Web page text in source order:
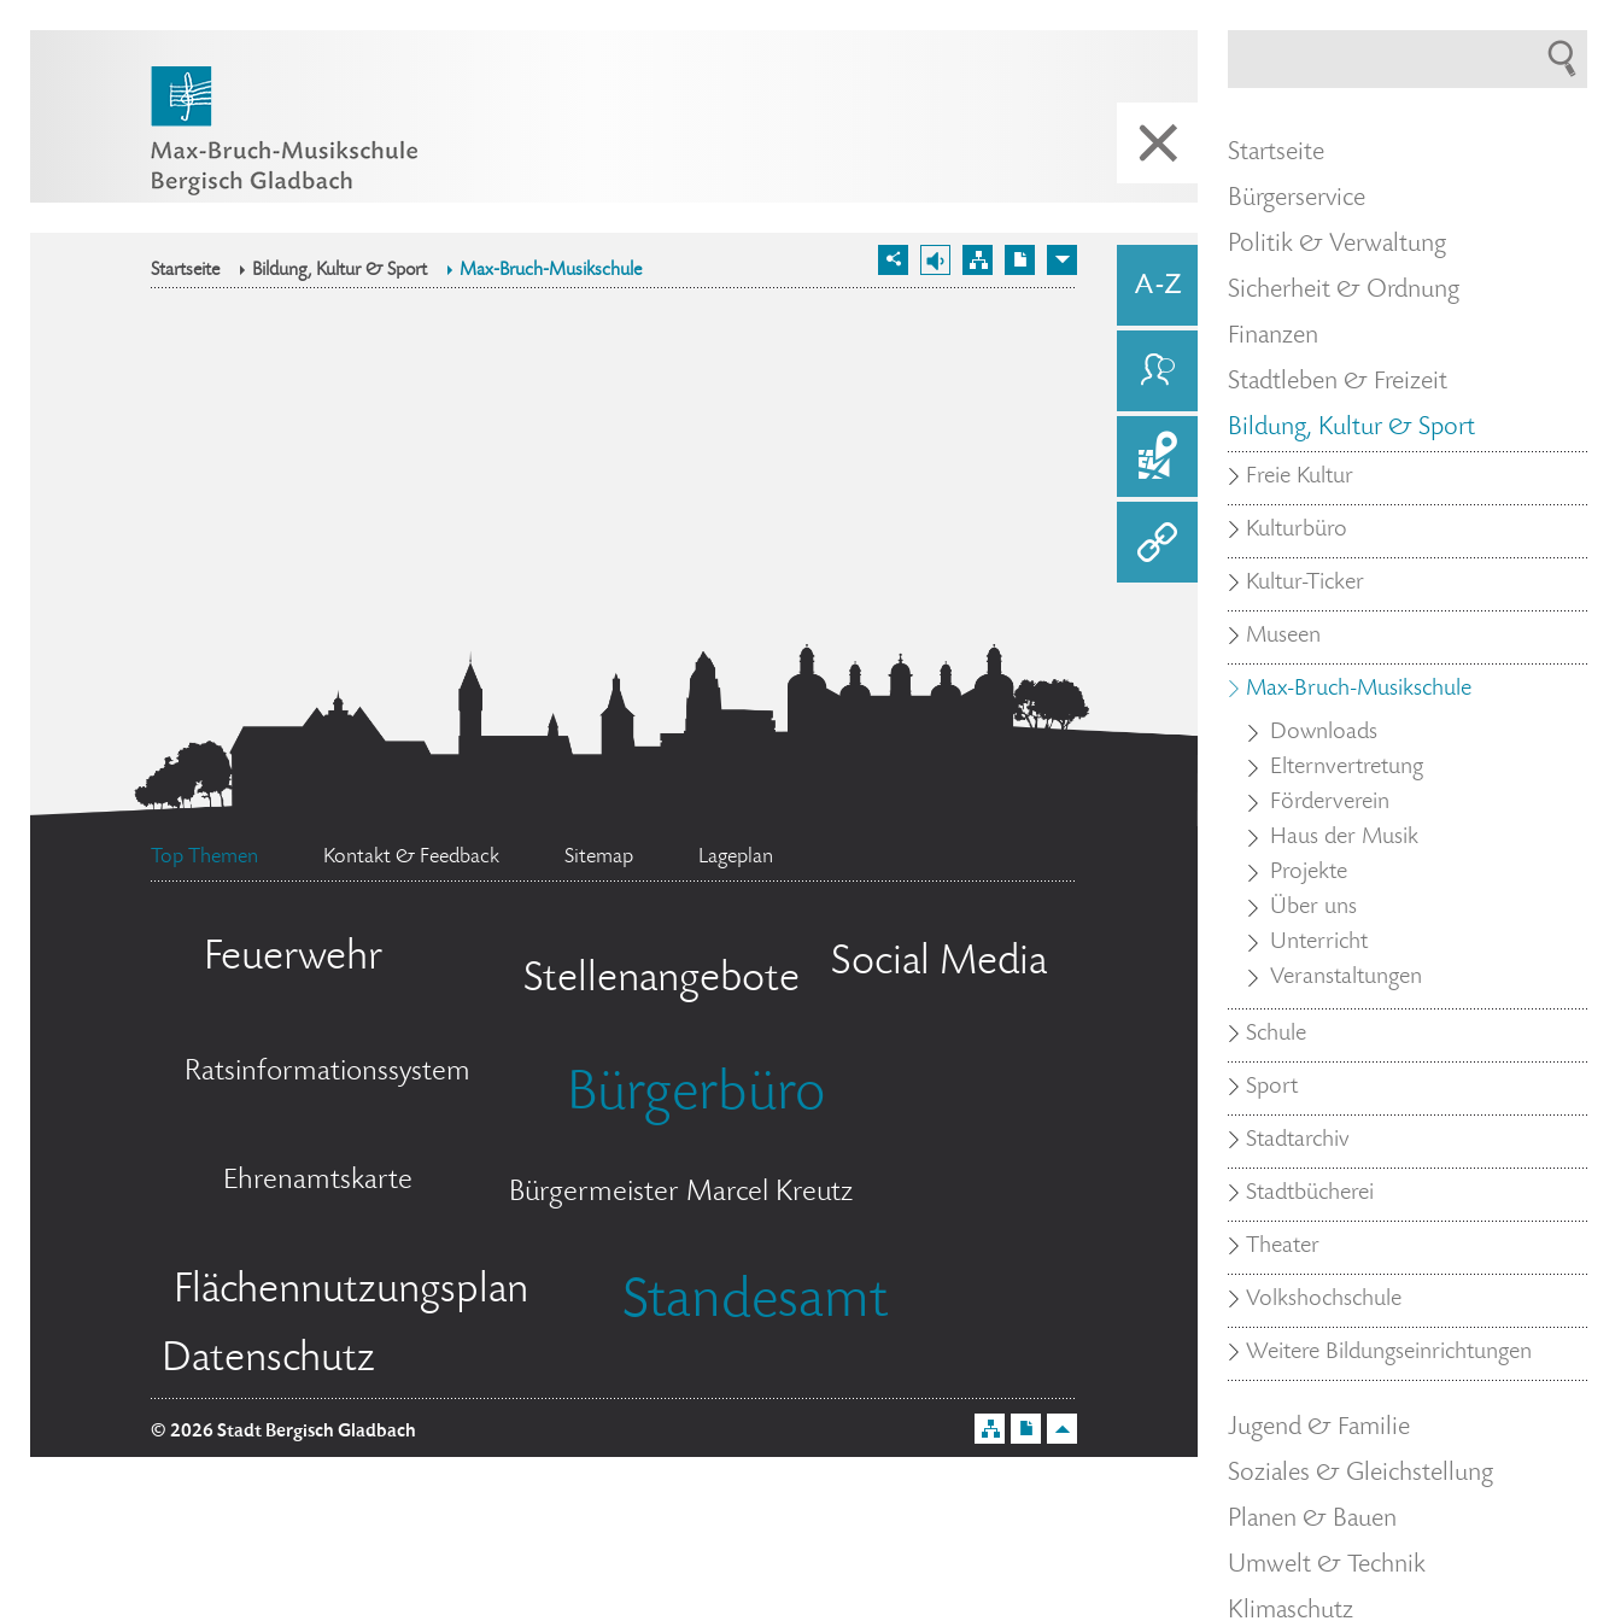
Startseite Bildung, Kultur & Sport Max-Bruch-Musikschule
Top Themen Kontakt & Feedback Sitemap Lageplan
Feuerwehr Stellenangebote Social Media
Ratsinformationssystem Bürgerbüro
Ehrenamtskarte Bürgermeister Marcel Kreutz
Flächennutzungsplan Standesamt
Datenschutz
© 2026 Stadt Bergisch Gladbach
Startseite
Bürgerservice
Politik & Verwaltung
Sicherheit & Ordnung
Finanzen
Stadtleben & Freizeit
Bildung, Kultur & Sport
Freie Kultur
Kulturbüro
Kultur-Ticker
Museen
Max-Bruch-Musikschule
Downloads
Elternvertretung
Förderverein
Haus der Musik
Projekte
Über uns
Unterricht
Veranstaltungen
Schule
Sport
Stadtarchiv
Stadtbücherei
Theater
Volkshochschule
Weitere Bildungseinrichtungen
Jugend & Familie
Soziales & Gleichstellung
Planen & Bauen
Umwelt & Technik
Klimaschutz